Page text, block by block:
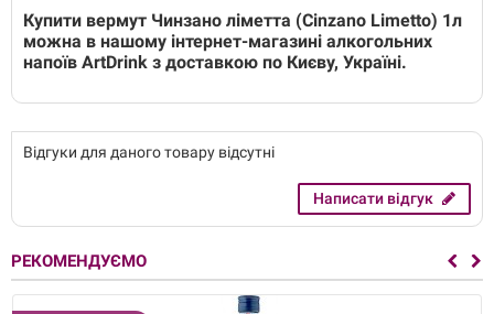
Купити вермут Чинзано ліметта (Cinzano Limetto) 1л
можна в нашому інтернет-магазині алкогольних
напоїв ArtDrink з доставкою по Києву, Україні.
Відгуки для даного товару відсутні
Написати відгук
РЕКОМЕНДУЄМО